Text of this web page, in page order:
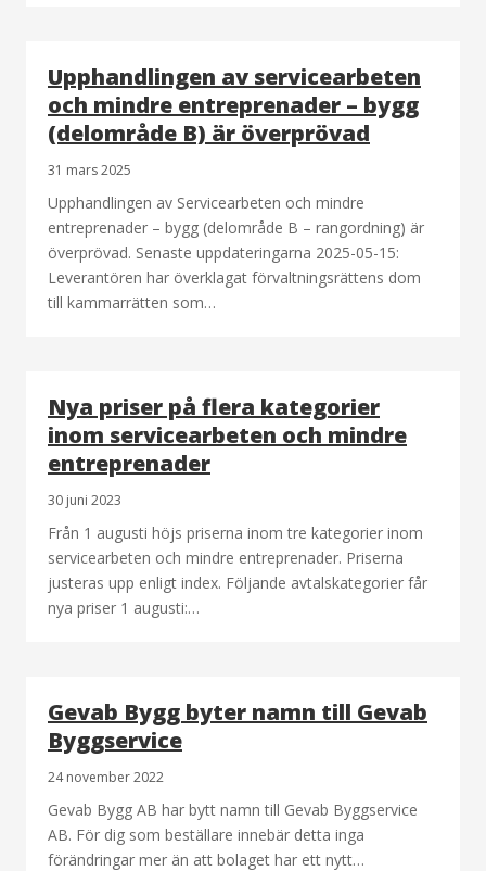
Upphandlingen av servicearbeten
och mindre entreprenader – bygg
(delområde B) är överprövad
31 mars 2025
Upphandlingen av Servicearbeten och mindre
entreprenader – bygg (delområde B – rangordning) är
överprövad. Senaste uppdateringarna 2025-05-15:
Leverantören har överklagat förvaltningsrättens dom
till kammarrätten som…
Nya priser på flera kategorier
inom servicearbeten och mindre
entreprenader
30 juni 2023
Från 1 augusti höjs priserna inom tre kategorier inom
servicearbeten och mindre entreprenader. Priserna
justeras upp enligt index. Följande avtalskategorier får
nya priser 1 augusti:…
Gevab Bygg byter namn till Gevab
Byggservice
24 november 2022
Gevab Bygg AB har bytt namn till Gevab Byggservice
AB. För dig som beställare innebär detta inga
förändringar mer än att bolaget har ett nytt…